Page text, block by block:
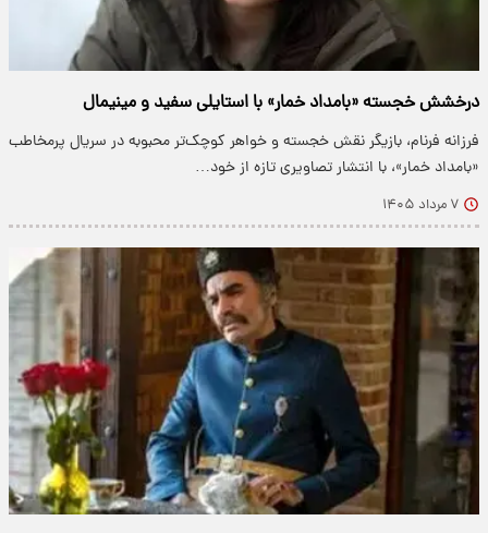
درخشش خجسته «بامداد خمار» با استایلی سفید و مینیمال
فرزانه فرنام، بازیگر نقش خجسته و خواهر کوچک‌تر محبوبه در سریال پرمخاطب
«بامداد خمار»، با انتشار تصاویری تازه از خود…
۷ مرداد ۱۴۰۵